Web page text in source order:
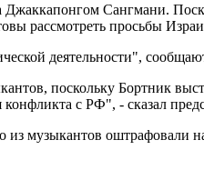
Сангмани.
рассмотреть просьбы
деятельности",
поскольку Бортник
с РФ", - сказал
из музыкантов оштрафовали